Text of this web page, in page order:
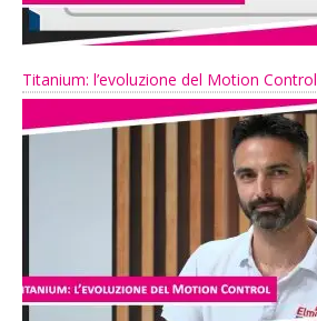
Titanium: l’evoluzione del Motion Control